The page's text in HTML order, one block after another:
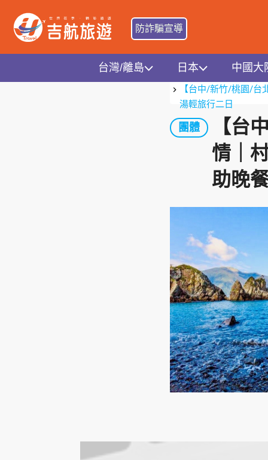
防詐騙宣導
台灣/離島 日本 中國大
首頁 台灣地區 北北
【台中/新竹/桃園/台
湯輕旅行二日
團體
【台
情｜
助晚